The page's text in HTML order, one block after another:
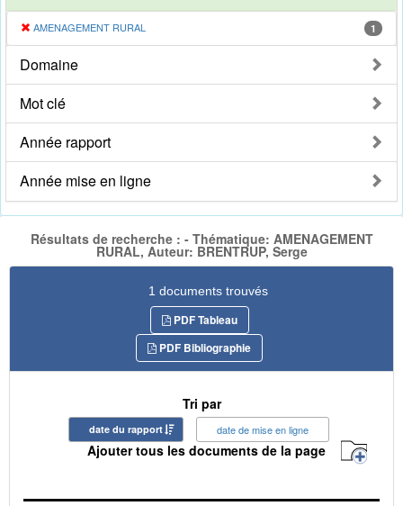
AMENAGEMENT RURAL 1
Domaine
Mot clé
Année rapport
Année mise en ligne
Résultats de recherche : - Thématique: AMENAGEMENT
RURAL, Auteur: BRENTRUP, Serge
1 documents trouvés
PDF Tableau
PDF Bibliographie
Tri par
date du rapport date de mise en ligne
Ajouter tous les documents de la page